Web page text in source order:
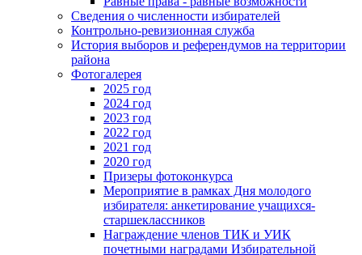
Сведения о численности избирателей
Контрольно-ревизионная служба
История выборов и референдумов на территории
района
Фотогалерея
2025 год
2024 год
2023 год
2022 год
2021 год
2020 год
Призеры фотоконкурса
Мероприятие в рамках Дня молодого
избирателя: анкетирование учащихся-
старшеклассников
Награждение членов ТИК и УИК
почетными наградами Избирательной